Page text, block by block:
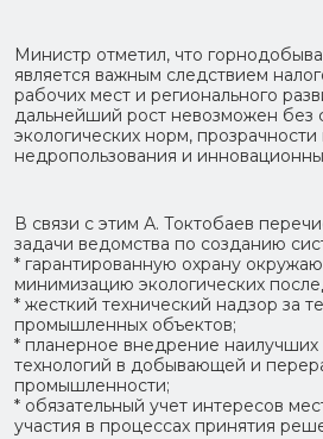
Министр отметил, что
является важным следствием
рабочих мест и регионального
дальнейший рост невозможен без
экологических норм,
недропользования и
В связи с этим А. Токтобаев
задачи ведомства по созданию
* гарантированную охрану
минимизацию экологических
* жесткий технический надзор за
промышленных объектов;
* планерное внедрение
технологий в добывающей и
промышленности;
* обязательный учет интересов
участия в процессах принятия